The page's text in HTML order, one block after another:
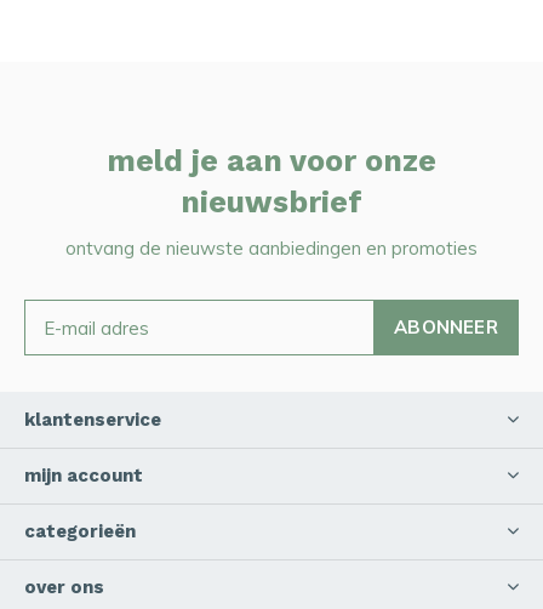
meld je aan voor onze
nieuwsbrief
ontvang de nieuwste aanbiedingen en promoties
ABONNEER
klantenservice
mijn account
categorieën
over ons